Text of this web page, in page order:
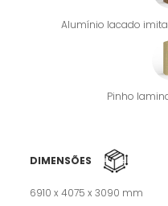
Alumínio lacado
Pinho
DIMENSÕES
6910 x 4075 x 3090 mm